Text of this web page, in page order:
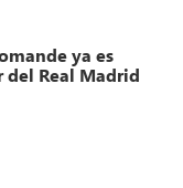
ya es
Real Madrid